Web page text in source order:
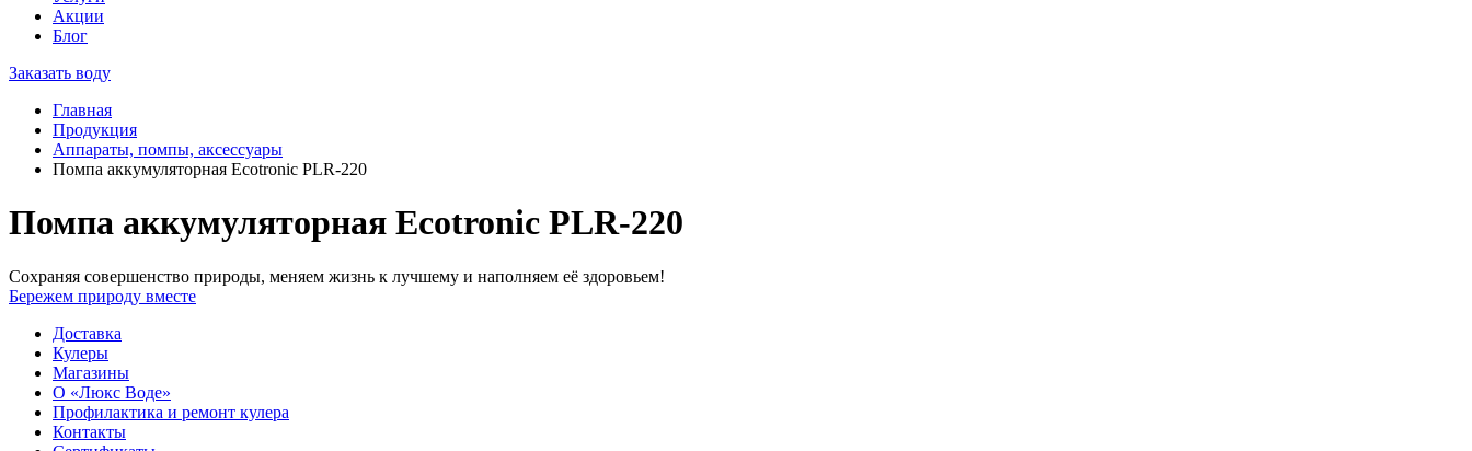
Акции
Блог
Заказать воду
Главная
Продукция
Аппараты, помпы, аксессуары
Помпа аккумуляторная Ecotronic PLR-220
Помпа аккумуляторная Ecotronic PLR-220
Сохраняя совершенство природы, меняем жизнь к лучшему и наполняем её здоровьем!
Бережем природу вместе
Доставка
Кулеры
Магазины
О «Люкс Воде»
Профилактика и ремонт кулера
Контакты